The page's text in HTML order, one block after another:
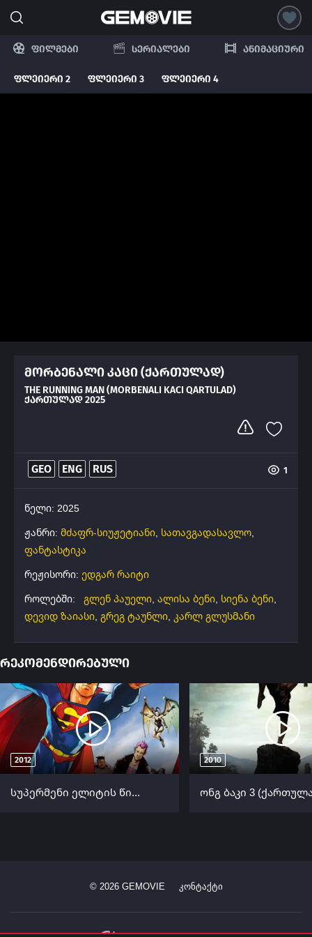
ფილმები სერიალები ანიმაციური
ფლეიერი 2 ფლეიერი 3 ფლეიერი 4
მორბენალი კაცი (ქართულად)
THE RUNNING MAN (MORBENALI KACI QARTULAD)
ᲥᲐᲠᲗᲣᲚᲐᲓ 2025
GEO ENG RUS 1
წელი: 2025
ჟანრი: მძაფრ-სიუჟეტიანი, სათავგადასავლო,
ფანტასტიკა
რეჟისორი: ედგარ რაიტი
როლებში:
გლენ პაუელი, ალისა ბენი, სიენა ბენი,
დევიდ ზაიასი, გრეგ ტაუნლი, კარლ გლუსმანი
რეკომენდირებული
2012
სუპერმენი ელიტის წინააღმდეგ (ქართულად) / Superman vs. The Elite ქართულად 2012
2010
© 2026GEMOVIE კონტაქტი